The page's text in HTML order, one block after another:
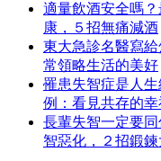
適量飲酒安全嗎
康，５招無痛減酒
東大急診名醫寫
常領略生活的美好
罹患失智症是人
例：看見共存的幸
長輩失智一定要
智惡化，２招鍛